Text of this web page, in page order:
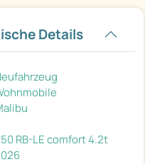
Details
RB-LE comfort 4.2t